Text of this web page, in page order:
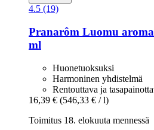
4.5 (19)
Pranarôm Luomu
ml
Huonetuoksuksi
Harmoninen yhdistelmä
Rentouttava ja
16,39 € (546,33 € / l)
Toimitus 18. elokuuta mennessä